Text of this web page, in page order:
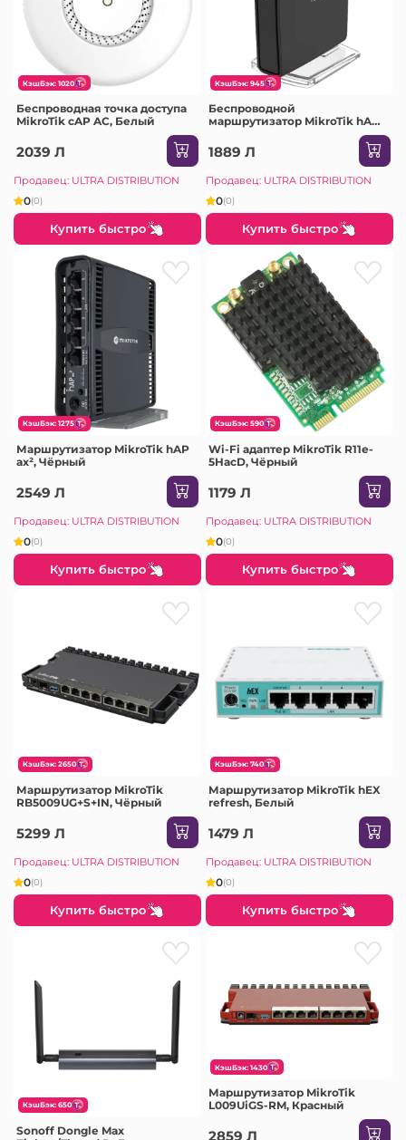
КэшБэк: 1020
Беспроводная точка доступа
MikroTik cAP AC, Белый
2039 Л
Продавец: ULTRA DISTRIBUTION
0(0)
Купить быстро
КэшБэк: 945
Беспроводной
маршрутизатор MikroTik hAP
1889 Л
Продавец: ULTRA DISTRIBUTION
0(0)
Купить быстро
КэшБэк: 1275
Маршрутизатор MikroTik hAP
ax², Чёрный
2549 Л
Продавец: ULTRA DISTRIBUTION
0(0)
Купить быстро
КэшБэк: 590
Wi-Fi адаптер MikroTik R11e-
5HacD, Чёрный
1179 Л
Продавец: ULTRA DISTRIBUTION
0(0)
Купить быстро
КэшБэк: 2650
Маршрутизатор MikroTik
RB5009UG+S+IN, Чёрный
5299 Л
Продавец: ULTRA DISTRIBUTION
0(0)
Купить быстро
КэшБэк: 740
Маршрутизатор MikroTik hEX
refresh, Белый
1479 Л
Продавец: ULTRA DISTRIBUTION
0(0)
Купить быстро
КэшБэк: 650
Sonoff Dongle Max
КэшБэк: 1430
Маршрутизатор MikroTik
L009UiGS-RM, Красный
2859 Л